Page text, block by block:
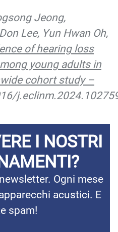
Jeong,
Lee, Yun Hwan Oh,
of hearing loss
young adults in
cohort study –
I NOSTRI
Ogni mese
acustici. E
spam!